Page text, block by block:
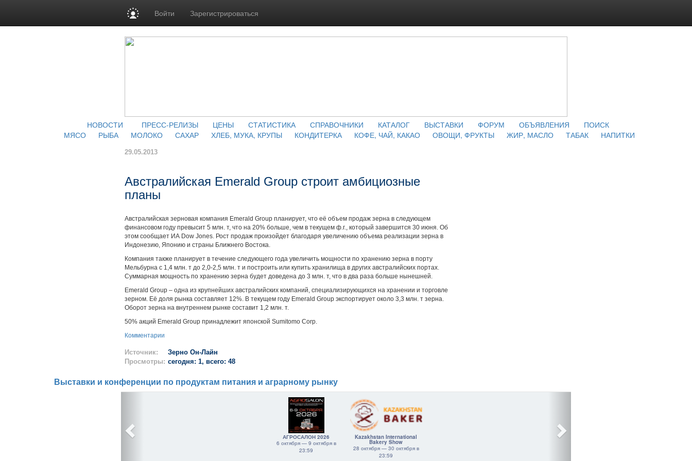
Войти Зарегистрироваться
НОВОСТИ ПРЕСС-РЕЛИЗЫ ЦЕНЫ СТАТИСТИКА СПРАВОЧНИКИ КАТАЛОГ ВЫСТАВКИ ФОРУМ ОБЪЯВЛЕНИЯ
ПОИСК
МЯСО
РЫБА МОЛОКО САХАР ХЛЕБ, МУКА, КРУПЫ КОНДИТЕРКА КОФЕ, ЧАЙ, КАКАО ОВОЩИ, ФРУКТЫ ЖИР, МАСЛО ТАБАК НАПИТКИ
29.05.2013
Австралийская Emerald Group строит амбициозные
планы
Австралийская зерновая компания Emerald Group планирует, что её объем продаж зерна в следующем
финансовом году превысит 5 млн. т, что на 20% больше, чем в текущем ф.г., который завершится 30 июня. Об
этом сообщает ИА Dow Jones. Рост продаж произойдет благодаря увеличению объема реализации зерна в
Индонезию, Японию и страны Ближнего Востока.
Компания также планирует в течение следующего года увеличить мощности по хранению зерна в порту
Мельбурна с 1,4 млн. т до 2,0-2,5 млн. т и построить или купить хранилища в других австралийских портах.
Суммарная мощность по хранению зерна будет доведена до 3 млн. т, что в два раза больше нынешней.
Emerald Group – одна из крупнейших австралийских компаний, специализирующихся на хранении и торговле
зерном. Её доля рынка составляет 12%. В текущем году Emerald Group экспортирует около 3,3 млн. т зерна.
Оборот зерна на внутреннем рынке составит 1,2 млн. т.
50% акций Emerald Group принадлежит японской Sumitomo Corp.
Комментарии
Источник:
Зерно Он-Лайн
Просмотры: сегодня: 1, всего: 48
Выставки и конференции по продуктам питания и аграрному рынку
АГРОСАЛОН 2026
6 октября — 9 октября в
23:59
Kazakhstan International
Bakery Show
28 октября — 30 октября в
23:59